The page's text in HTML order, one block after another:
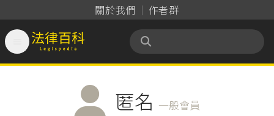
關於我們 作者群
法律百科 Legispedia
匿名 一般會員